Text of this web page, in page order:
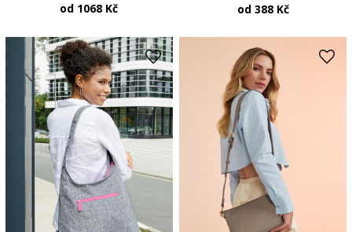
od 1068 Kč od 388 Kč